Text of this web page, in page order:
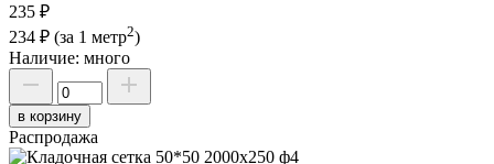
235 ₽
234 ₽ (за 1 метр2)
Наличие: много
в корзину
Распродажа